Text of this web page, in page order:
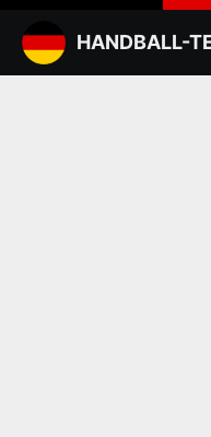
Inhalt
springen
HANDBALL-